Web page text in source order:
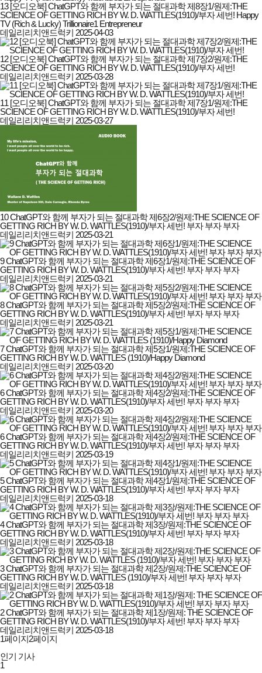
13 [오디오북] ChatGPT와 함께 부자가 되는 절대과학 제8장1/원제:THE
SCIENCE OF GETTING RICH BY W. D. WATTLES(1910)/부자 세번! Happy
TV (Rich & Lucky) Trillionaire1 Entrepreneur
데일리리치앤드럭키 2025-04-03
12 [오디오북] ChatGPT와 함께 부자가 되는 절대과학 제7장2/원제:THE
SCIENCE OF GETTING RICH BY W. D. WATTLES(1910)/부자 세번!
데일리리치앤드럭키 2025-03-28
11 [오디오북] ChatGPT와 함께 부자가 되는 절대과학 제7장1/원제:THE
SCIENCE OF GETTING RICH BY W. D. WATTLES(1910)/부자 세번!
데일리리치앤드럭키 2025-03-27
10 ChatGPT와 함께 부자가 되는 절대과학 제6장2/원제:THE SCIENCE OF
GETTING RICH BY W. D. WATTLES(1910)/부자 세번! 부자 부자 부자
데일리리치앤드럭키 2025-03-21
9 ChatGPT와 함께 부자가 되는 절대과학 제6장1/원제:THE SCIENCE OF
GETTING RICH BY W. D. WATTLES(1910)/부자 세번! 부자 부자 부자
데일리리치앤드럭키 2025-03-21
8 ChatGPT와 함께 부자가 되는 절대과학 제5장2/원제:THE SCIENCE OF
GETTING RICH BY W. D. WATTLES(1910)/부자 세번! 부자 부자 부자
데일리리치앤드럭키 2025-03-21
7 ChatGPT와 함께 부자가 되는 절대과학 제5장1/원제:THE SCIENCE OF
GETTING RICH BY W. D. WATTLES (1910)/Happy Diamond
데일리리치앤드럭키 2025-03-20
6 ChatGPT와 함께 부자가 되는 절대과학 제4장2/원제:THE SCIENCE OF
GETTING RICH BY W. D. WATTLES(1910)/부자 세번! 부자 부자 부자
데일리리치앤드럭키 2025-03-20
6 ChatGPT와 함께 부자가 되는 절대과학 제4장2/원제:THE SCIENCE OF
GETTING RICH BY W. D. WATTLES(1910)/부자 세번! 부자 부자 부자
데일리리치앤드럭키 2025-03-19
5 ChatGPT와 함께 부자가 되는 절대과학 제4장1/원제:THE SCIENCE OF
GETTING RICH BY W. D. WATTLES(1910)/부자 세번! 부자 부자 부자
데일리리치앤드럭키 2025-03-18
4 ChatGPT와 함께 부자가 되는 절대과학 제3장/원제:THE SCIENCE OF
GETTING RICH BY W. D. WATTLES(1910)/부자 세번! 부자 부자 부자
데일리리치앤드럭키 2025-03-18
3 ChatGPT와 함께 부자가 되는 절대과학 제2장/원제:THE SCIENCE OF
GETTING RICH BY W. D. WATTLES (1910)/부자 세번! 부자 부자 부자
데일리리치앤드럭키 2025-03-18
2 ChatGPT와 함께 부자가 되는 절대과학 제1장/원제: THE SCIENCE OF
GETTING RICH BY W. D. WATTLES(1910)/부자 세번! 부자 부자 부자
데일리리치앤드럭키 2025-03-18
1페이지2페이지
인기 기사
1